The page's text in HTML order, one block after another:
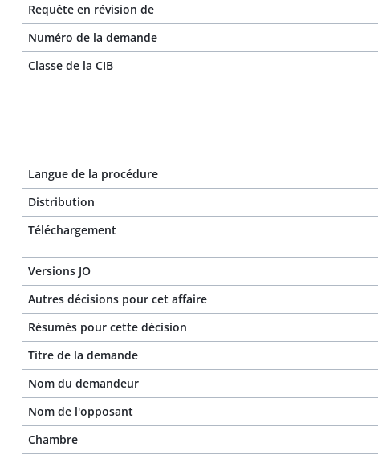
Requête en révision de
Numéro de la demande
Classe de la CIB
Langue de la procédure
Distribution
Téléchargement
Versions JO
Autres décisions pour cet affaire
Résumés pour cette décision
Titre de la demande
Nom du demandeur
Nom de l'opposant
Chambre